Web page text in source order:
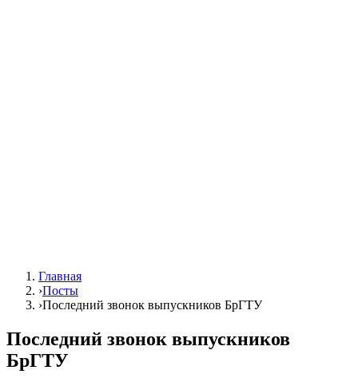
Главная
›Посты
›Последний звонок выпускников БрГТУ
Последний звонок выпускников
БрГТУ